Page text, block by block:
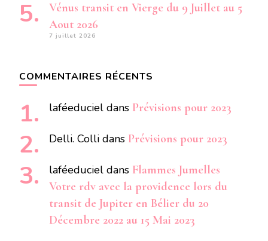
Vénus transit en Vierge du 9 Juillet au 5
Aout 2026
7 juillet 2026
COMMENTAIRES RÉCENTS
laféeduciel dans Prévisions pour 2023
Delli. Colli dans Prévisions pour 2023
laféeduciel dans Flammes Jumelles
Votre rdv avec la providence lors du
transit de Jupiter en Bélier du 20
Décembre 2022 au 15 Mai 2023